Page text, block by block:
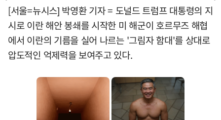
[서울=뉴시스] 박영환 기자 = 도널드 트럼프 대통령의 지
시로 이란 해안 봉쇄를 시작한 미 해군이 호르무즈 해협
에서 이란의 기름을 실어 나르는 '그림자 함대'를 상대로
압도적인 억제력을 보여주고 있다.